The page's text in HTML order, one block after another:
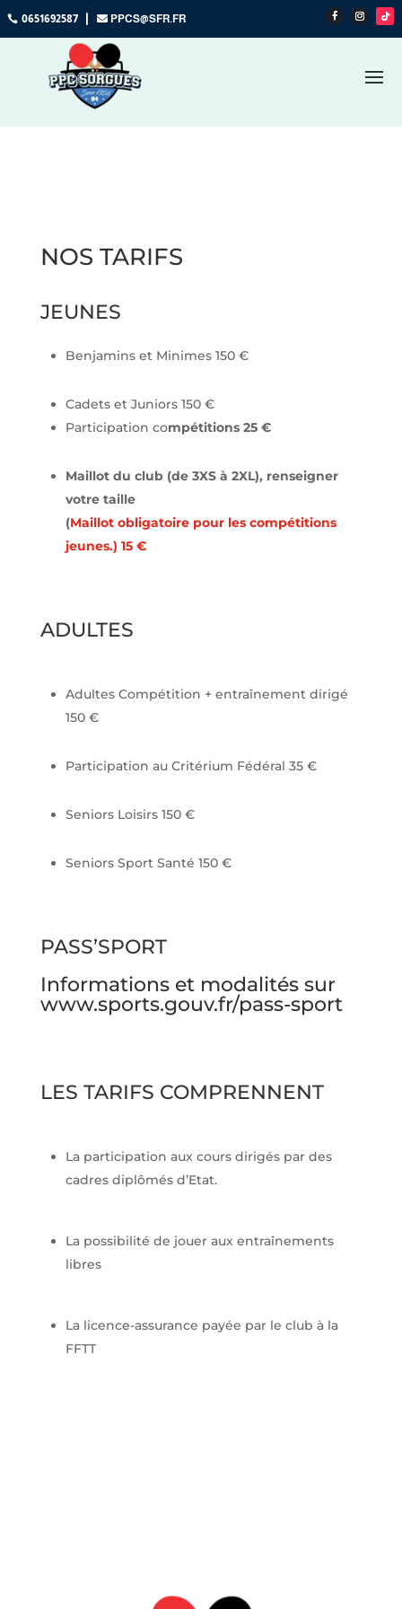
0651692587  PPCS@SFR.FR
NOS TARIFS
JEUNES
Benjamins et Minimes 150 €
Cadets et Juniors 150 €
Participation compétitions 25 €
Maillot du club (de 3XS à 2XL), renseigner
votre taille
(Maillot obligatoire pour les compétitions
jeunes.) 15 €
ADULTES
Adultes Compétition + entraînement dirigé
150 €
Participation au Critérium Fédéral 35 €
Seniors Loisirs 150 €
Seniors Sport Santé 150 €
PASS’SPORT
Informations et modalités sur
www.sports.gouv.fr/pass-sport
LES TARIFS COMPRENNENT
La participation aux cours dirigés par des
cadres diplômés d’Etat.
La possibilité de jouer aux entraînements
libres
La licence-assurance payée par le club à la
FFTT